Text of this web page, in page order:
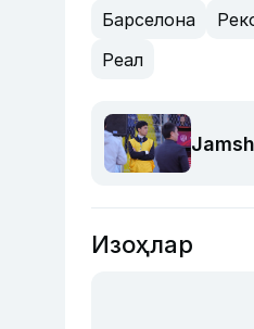
Барселона
Реал
Изоҳлар